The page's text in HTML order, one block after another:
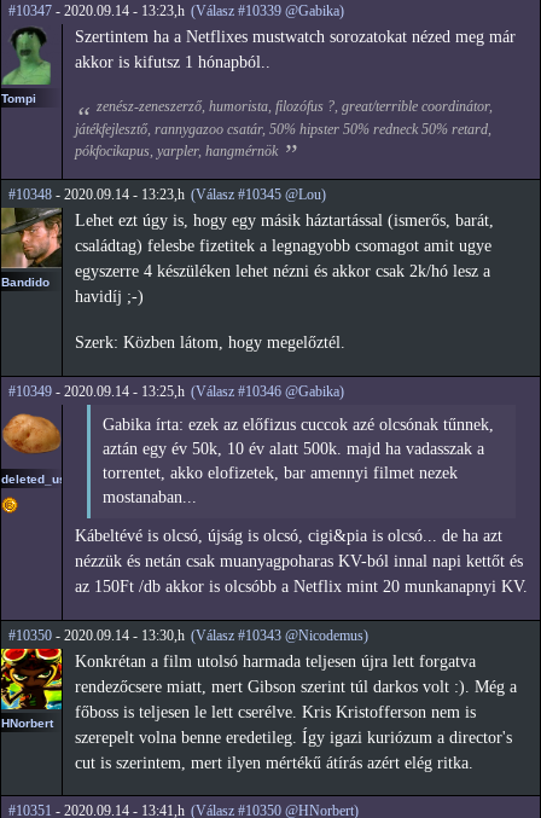
#10347 - 2020.09.14 - 13:23,h (Válasz #10339 @Gabika)
Tompi
Szertintem ha a Netflixes mustwatch sorozatokat nézed meg már
akkor is kifutsz 1 hónapból..
zenész-zeneszerző, humorista, filozófus ?, great/terrible coordinátor,
játékfejlesztő, rannygazoo csatár, 50% hipster 50% redneck 50% retard,
pókfocikapus, yarpler, hangmérnök
#10348 - 2020.09.14 - 13:23,h (Válasz #10345 @Lou)
Bandido
Lehet ezt úgy is, hogy egy másik háztartással (ismerős, barát,
családtag) felesbe fizetitek a legnagyobb csomagot amit ugye
egyszerre 4 készüléken lehet nézni és akkor csak 2k/hó lesz a
havidíj ;-)
Szerk: Közben látom, hogy megelőztél.
#10349 - 2020.09.14 - 13:25,h (Válasz #10346 @Gabika)
deleted_user2
Gabika írta: ezek az előfizus cuccok azé olcsónak tűnnek,
aztán egy év 50k, 10 év alatt 500k. majd ha vadasszak a
torrentet, akko elofizetek, bar amennyi filmet nezek
mostanaban...
Kábeltévé is olcsó, újság is olcsó, cigi&pia is olcsó... de ha azt
nézzük és netán csak muanyagpoharas KV-ból innal napi kettőt és
az 150Ft /db akkor is olcsóbb a Netflix mint 20 munkanapnyi KV.
#10350 - 2020.09.14 - 13:30,h (Válasz #10343 @Nicodemus)
HNorbert
Konkrétan a film utolsó harmada teljesen újra lett forgatva
rendezőcsere miatt, mert Gibson szerint túl darkos volt :). Még a
főboss is teljesen le lett cserélve. Kris Kristofferson nem is
szerepelt volna benne eredetileg. Így igazi kuriózum a director's
cut is szerintem, mert ilyen mértékű átírás azért elég ritka.
#10351 - 2020.09.14 - 13:41,h (Válasz #10350 @HNorbert)